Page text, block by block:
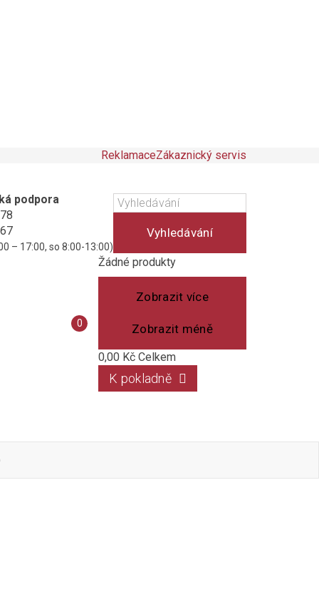
ReklamaceZákaznický servis
podpora
– 17:00, so 8:00-13:00)
Vyhledávání
Košík
(prázdný)
Žádné produkty
Zobrazit více
Zobrazit méně
0,00 Kč Celkem
K pokladně
Porovnání
0